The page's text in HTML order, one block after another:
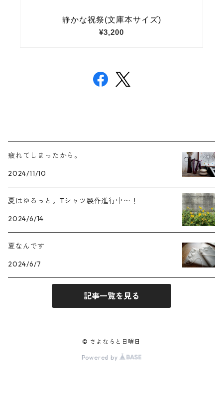
疲れてしまったから。
2024/11/10
夏はゆるっと。Tシャツ製作進行中〜！
2024/6/14
夏なんです
2024/6/7
記事一覧を見る
© さよならと日曜日
Powered by